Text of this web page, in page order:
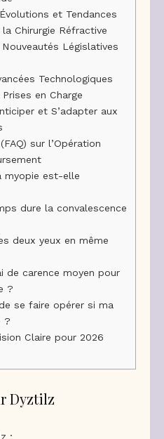
et Tendances
Chirurgie Réfractive
Législatives
Technologiques
en Charge
et S’adapter aux
sur l’Opération
myopie est-elle
dure la convalescence
deux yeux en même
de carence moyen pour
?
se faire opérer si ma
?
Claire pour 2026
Dyztilz